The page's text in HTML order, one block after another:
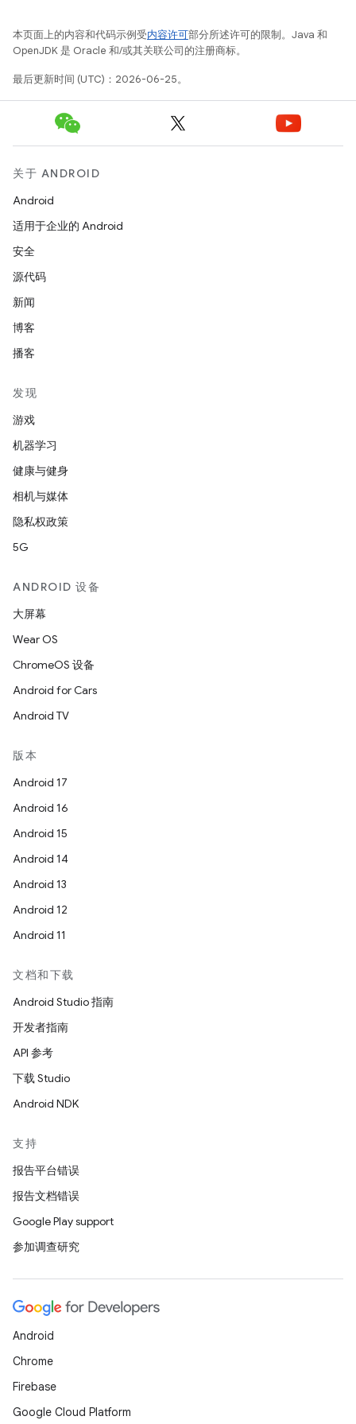
本页面上的内容和代码示例受内容许可部分所述许可的限制。Java 和
OpenJDK 是 Oracle 和/或其关联公司的注册商标。
最后更新时间 (UTC)：2026-06-25。
关于 ANDROID
Android
适用于企业的 Android
安全
源代码
新闻
博客
播客
发现
游戏
机器学习
健康与健身
相机与媒体
隐私权政策
5G
ANDROID 设备
大屏幕
Wear OS
ChromeOS 设备
Android for Cars
Android TV
版本
Android 17
Android 16
Android 15
Android 14
Android 13
Android 12
Android 11
文档和下载
Android Studio 指南
开发者指南
API 参考
下载 Studio
Android NDK
支持
报告平台错误
报告文档错误
Google Play support
参加调查研究
Android
Chrome
Firebase
Google Cloud Platform